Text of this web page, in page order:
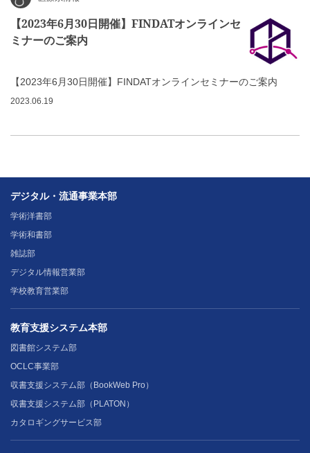
【2023年6月30日開催】FINDATオンラインセ
ミナーのご案内
【2023年6月30日開催】FINDATオンラインセミナーのご案内
2023.06.19
デジタル・流通事業本部
学術洋書部
学術和書部
雑誌部
デジタル情報営業部
学校教育営業部
教育支援システム本部
図書館システム部
OCLC事業部
収書支援システム部（BookWeb Pro）
収書支援システム部（PLATON）
カタロギングサービス部